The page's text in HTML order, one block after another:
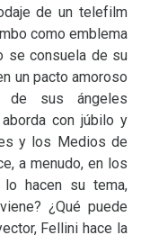
de un telefilm
como emblema
se consuela de su
un pacto amoroso
de sus ángeles
con júbilo y
y los Medios de
a menudo, en los
hacen su tema,
¿Qué puede
Fellini hace la